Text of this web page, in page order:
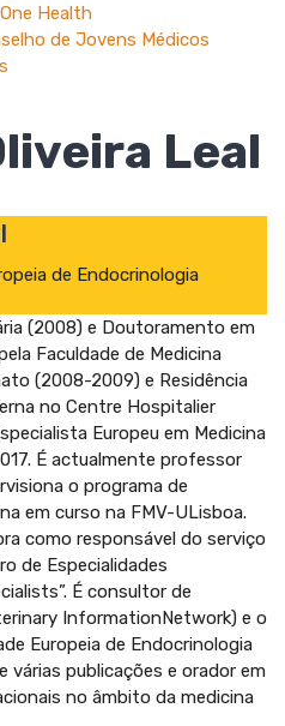
Health
de Jovens Médicos
Leal
de Endocrinologia
(2008) e Doutoramento em
Faculdade de Medicina
(2008-2009) e Residência
no Centre Hospitalier
Europeu em Medicina
É actualmente professor
o programa de
em curso na FMV-ULisboa.
como responsável do serviço
de Especialidades
É consultor de
InformationNetwork) e o
Europeia de Endocrinologia
várias publicações e orador em
no âmbito da medicina